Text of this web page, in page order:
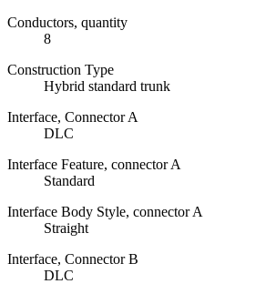
Conductors, quantity
8
Construction Type
Hybrid standard trunk
Interface, Connector A
DLC
Interface Feature, connector A
Standard
Interface Body Style, connector A
Straight
Interface, Connector B
DLC